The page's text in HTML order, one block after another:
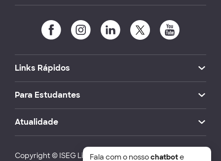
Links Rápidos
Para Estudantes
Atualidade
Copyright © ISEG Lisbon School of Economics and
Fala com o nossochatbote